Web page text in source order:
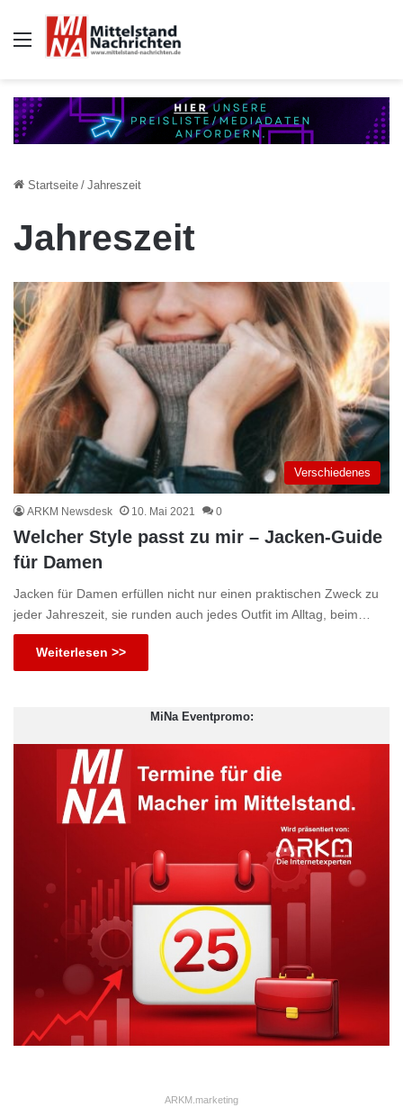
Auswahl
Startseite / Jahreszeit
Jahreszeit
Verschiedenes
ARKM Newsdesk 10. Mai 2021 0
Welcher Style passt zu mir – Jacken-Guide
für Damen
Jacken für Damen erfüllen nicht nur einen praktischen Zweck zu
jeder Jahreszeit, sie runden auch jedes Outfit im Alltag, beim…
Weiterlesen >>
MiNa Eventpromo:
ARKM.marketing